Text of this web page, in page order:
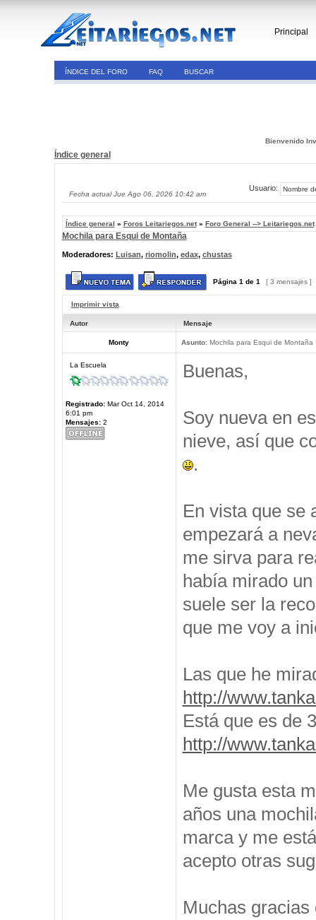
Principal
ÍNDICE DEL FORO FAQ BUSCAR
Bienvenido
Índice general
Fecha actual Jue Ago 06, 2026 10:42 am
Usuario:
Índice general » Foros Leitariegos.net» Foro General --> Leitariegos.net
Mochila para Esqui de Montaña
Moderadores: Luisan, riomolin, edax, chustas
Página 1 de 1 [ 3 mensajes ]
Imprimir vista
Autor Mensaje
Monty Asunto:Mochila para Esqui de Montaña
La Escuela
Registrado:Mar Oct 14, 2014
6:01 pm
Mensajes:2
Buenas,
Soy nueva en
nieve, así que
.
En vista que se
empezará a
me sirva para
había mirado
suele ser la
que me voy a
Las que he
http://
Está que es de
http://
Me gusta esta
años una
marca y me
acepto otras
Muchas